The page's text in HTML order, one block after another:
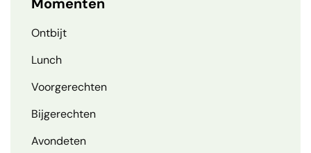
Momenten
Ontbijt
Lunch
Voorgerechten
Bijgerechten
Avondeten